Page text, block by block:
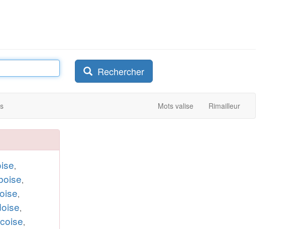
Rechercher
Mots valise Rimailleur
,
,
,
,
,